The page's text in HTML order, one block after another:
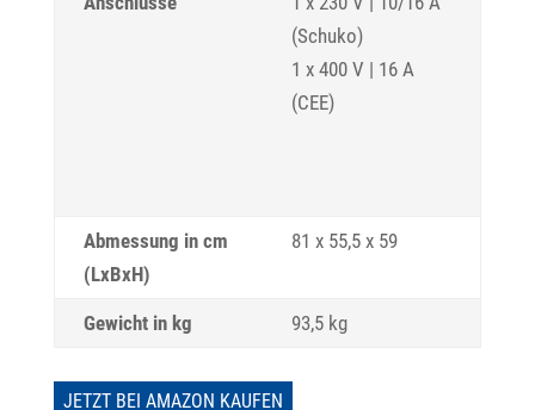
(Schuko)
1 x 400 V | 16 A
(CEE)
Abmessung in cm
(LxBxH)
81 x 55,5 x 59
Gewicht in kg 93,5 kg
JETZT BEI AMAZON KAUFEN